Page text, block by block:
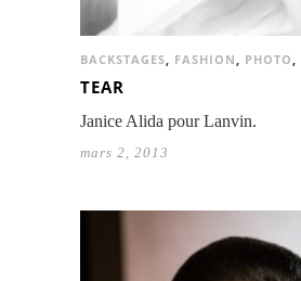
BACKSTAGES, FASHION, PHOTO,
TEAR
Janice Alida pour Lanvin.
mars 2, 2013